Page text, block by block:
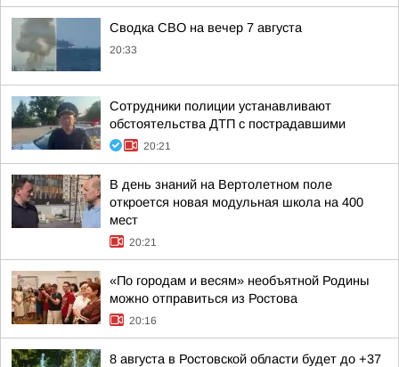
Сводка СВО на вечер 7 августа
20:33
Сотрудники полиции устанавливают
обстоятельства ДТП с пострадавшими
20:21
В день знаний на Вертолетном поле
откроется новая модульная школа на 400
мест
20:21
«По городам и весям» необъятной Родины
можно отправиться из Ростова
20:16
8 августа в Ростовской области будет до +37